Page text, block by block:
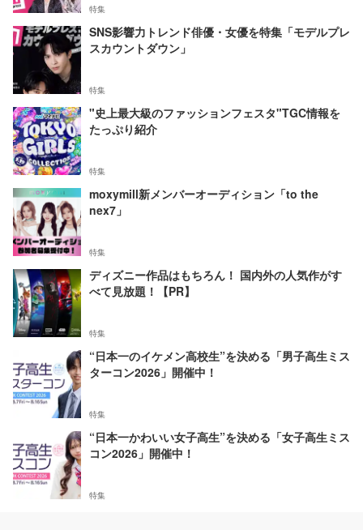
特集
SNS影響力トレンド俳優・女優を特集「モデルプレ
スカウントダウン」
特集
"史上最大級のファッションフェスタ"TGC情報を
たっぷり紹介
特集
moxymill新メンバーオーディション「to the
nex7」
特集
ディズニー作品はもちろん！ 国内外の人気作がす
べて見放題！【PR】
特集
“日本一のイケメン高校生”を決める「男子高生ミス
ターコン2026」開催中！
特集
“日本一かわいい女子高生”を決める「女子高生ミス
コン2026」開催中！
特集